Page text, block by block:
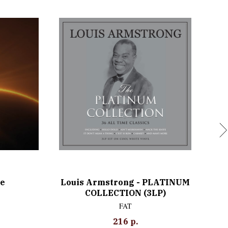
Louis Armstrong - PLATINUM
COLLECTION (3LP)
FAT
216 р.